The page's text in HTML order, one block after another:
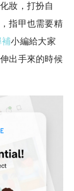
p
y
Li
n
at
s
A
p
妝，打扮自
指甲也需要精
補小編給大家
出手來的時候